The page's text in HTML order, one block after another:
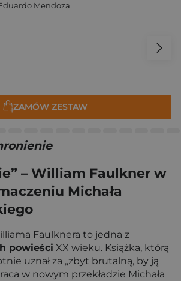
Mendoza
ZAMÓW ZESTAW
– William Faulkner w
Michała
Faulknera to jedna z
powieści XX wieku. Książka, którą
uznał za „zbyt brutalną, by ją
w nowym przekładzie Michała